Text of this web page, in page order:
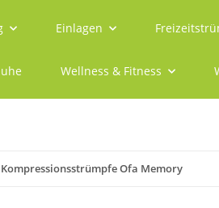
Einlagen
Wellness & Fitness
Kompressionsstrümpfe Ofa Memory